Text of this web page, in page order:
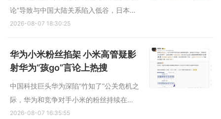
论”导致与中国大陆关系陷入低谷，日本执
政的自民党议员与北京交流也陷入了停
京有沟通渠道的议员和高市保持距离。在
看不到打破僵局突破口的情况下，支撑高
2026-08-07 18:30:25
华为小米粉丝掐架 小米高管疑影
射华为“孩go”言论上热搜
中国科技巨头华为深陷“竹知了”公关危机之
际，华为和竞争对手小米的粉丝持续在网
络掐架，期间一名小米网红高管的“孩go”
2026-08-07 16:35:55